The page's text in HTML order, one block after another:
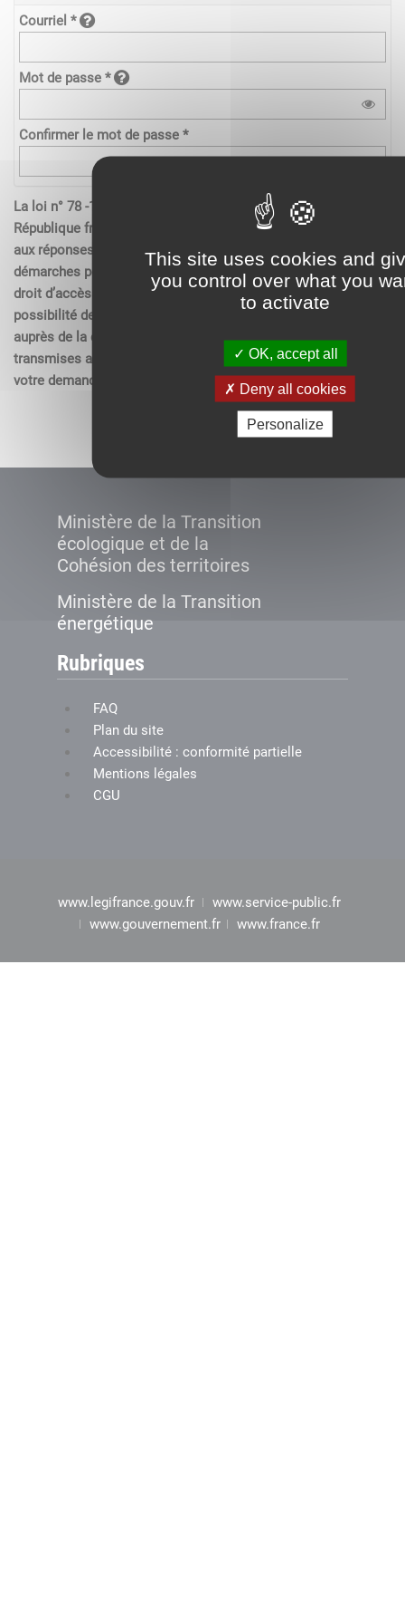
This site uses cookies and
you control over what you
to activate
OK, accept all
Deny all cookies
Personalize
Courriel *
Mot de passe *
Confirmer le mot de passe *
La loi n° 78 -17 du 6 janvier 1978 relative à l’informatique de la
République française, aux fichiers et aux libertés s’applique
aux réponses contenues dans les demandes effectués sur les
démarches pour les personnes physiques. Elle garantit un
droit d’accès aux données nominatives les concernant et la
possibilité de rectification. Ces droits peuvent être exercés
auprès de la collectivité. Les données recueillies seront
transmises aux services compétents pour l’instruction de
votre demande.
Créer le compte
Ministère de la Transition
écologique et de la
Cohésion des territoires
Ministère de la Transition
énergétique
Rubriques
FAQ
Plan du site
Accessibilité : conformité partielle
Mentions légales
CGU
www.legifrance.gouv.fr
www.service-public.fr
www.gouvernement.fr
www.france.fr